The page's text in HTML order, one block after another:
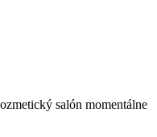
salón momentálne